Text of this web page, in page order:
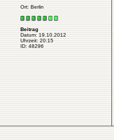
Ort: Berlin
Beitrag
Datum: 19.10.2012
Uhrzeit: 20:15
ID: 48296